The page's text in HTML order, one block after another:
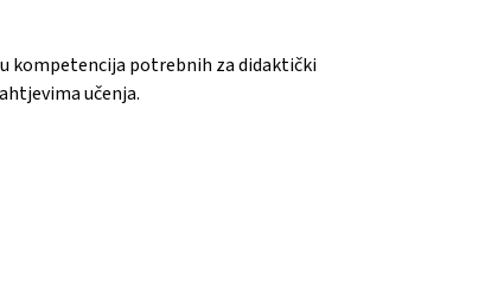
kompetencija potrebnih za didaktički
učenja.